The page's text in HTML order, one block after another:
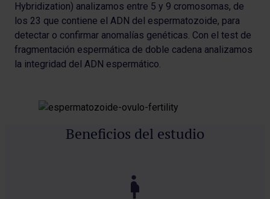
Hybridization) analizamos entre 5 y 9 cromosomas, de
los 23 que contiene el ADN del espermatozoide, para
detectar o confirmar anomalías genéticas. Con el test de
fragmentación espermática de doble cadena analizamos
la integridad del ADN espermático.
Beneficios del estudio